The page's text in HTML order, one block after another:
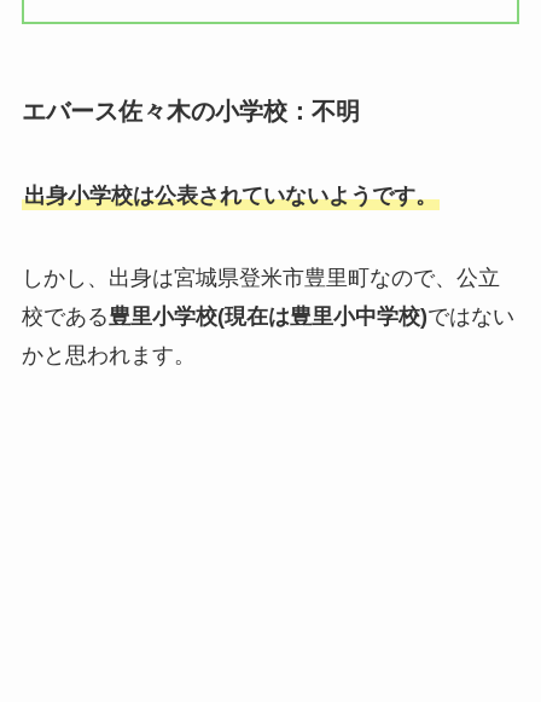
エバース佐々木の小学校：不明
出身小学校は公表されていないようです。
しかし、出身は宮城県登米市豊里町なので、公立
校である豊里小学校(現在は豊里小中学校)ではない
かと思われます。